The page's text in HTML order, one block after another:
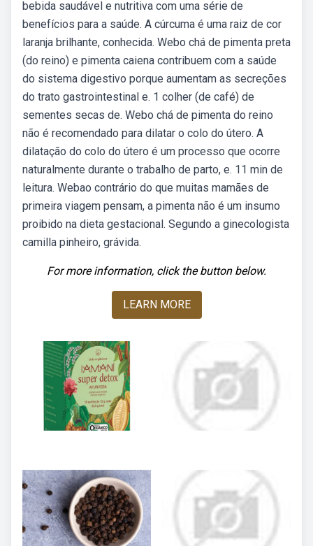
bebida saudável e nutritiva com uma série de
benefícios para a saúde. A cúrcuma é uma raiz de cor
laranja brilhante, conhecida. Webo chá de pimenta preta
(do reino) e pimenta caiena contribuem com a saúde
do sistema digestivo porque aumentam as secreções
do trato gastrointestinal e. 1 colher (de café) de
sementes secas de. Webo chá de pimenta do reino
não é recomendado para dilatar o colo do útero. A
dilatação do colo do útero é um processo que ocorre
naturalmente durante o trabalho de parto, e. 11 min de
leitura. Webao contrário do que muitas mamães de
primeira viagem pensam, a pimenta não é um insumo
proibido na dieta gestacional. Segundo a ginecologista
camilla pinheiro, grávida.
For more information, click the button below.
LEARN MORE